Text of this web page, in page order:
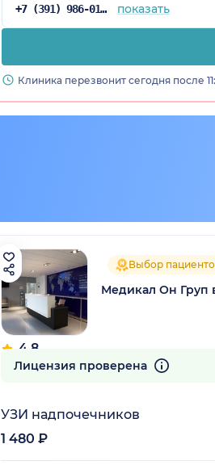
+7 (391) 986-01-59 показать
Клиника перезвонит сегодня после
4.8
360 отзывов
Выбор
Медикал Он Груп
Лицензия проверена
УЗИ надпочечников
1 480 ₽